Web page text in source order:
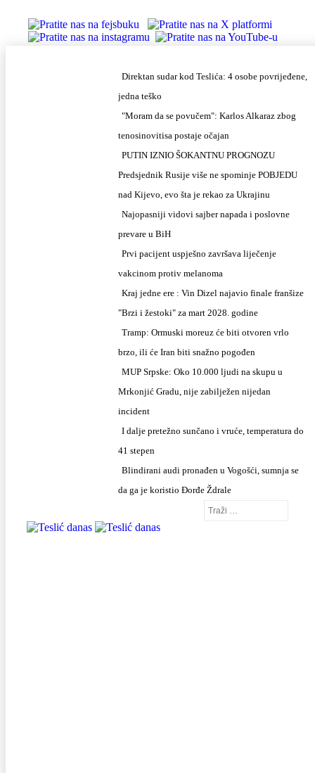
Direktan sudar kod Teslića: 4 osobe povrijeđene,
jedna teško
"Moram da se povučem": Karlos Alkaraz zbog
tenosinovitisa postaje očajan
PUTIN IZNIO ŠOKANTNU PROGNOZU
Predsjednik Rusije više ne spominje POBJEDU
nad Kijevo, evo šta je rekao za Ukrajinu
Najopasniji vidovi sajber napada i poslovne
prevare u BiH
Prvi pacijent uspješno završava liječenje
vakcinom protiv melanoma
Kraj jedne ere : Vin Dizel najavio finale franšize
"Brzi i žestoki" za mart 2028. godine
Tramp: Ormuski moreuz će biti otvoren vrlo
brzo, ili će Iran biti snažno pogođen
MUP Srpske: Oko 10.000 ljudi na skupu u
Mrkonjić Gradu, nije zabilježen nijedan
incident
I dalje pretežno sunčano i vruće, temperatura do
41 stepen
Blindirani audi pronađen u Vogošći, sumnja se
da ga je koristio Đorđe Ždrale